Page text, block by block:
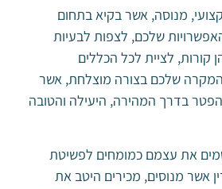
מנוסה, אשר בקיא בתחום
שלכם, לצפות לבעיות
קורות, לציית לכל הכללים
המקרה שלכם בצורה מוצלחת, אשר
הפטר בדרך המהירה, היעילה והטובה
את עצמם כמומחים לפשיטת
אשר מנוסים, מכירים היטב את